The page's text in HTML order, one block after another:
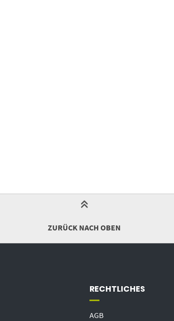
ZURÜCK NACH OBEN
RECHTLICHES
AGB